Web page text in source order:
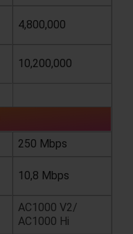
4,800,000
10,200,000
250 Mbps
10,8 Mbps
AC1000 V2/
AC1000 Hi